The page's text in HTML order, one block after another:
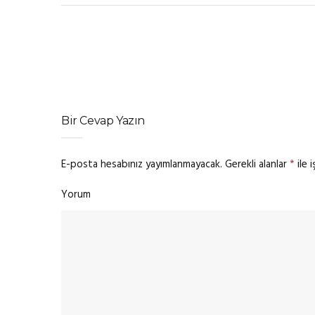
Bir Cevap Yazın
E-posta hesabınız yayımlanmayacak. Gerekli alanlar* ile
Yorum